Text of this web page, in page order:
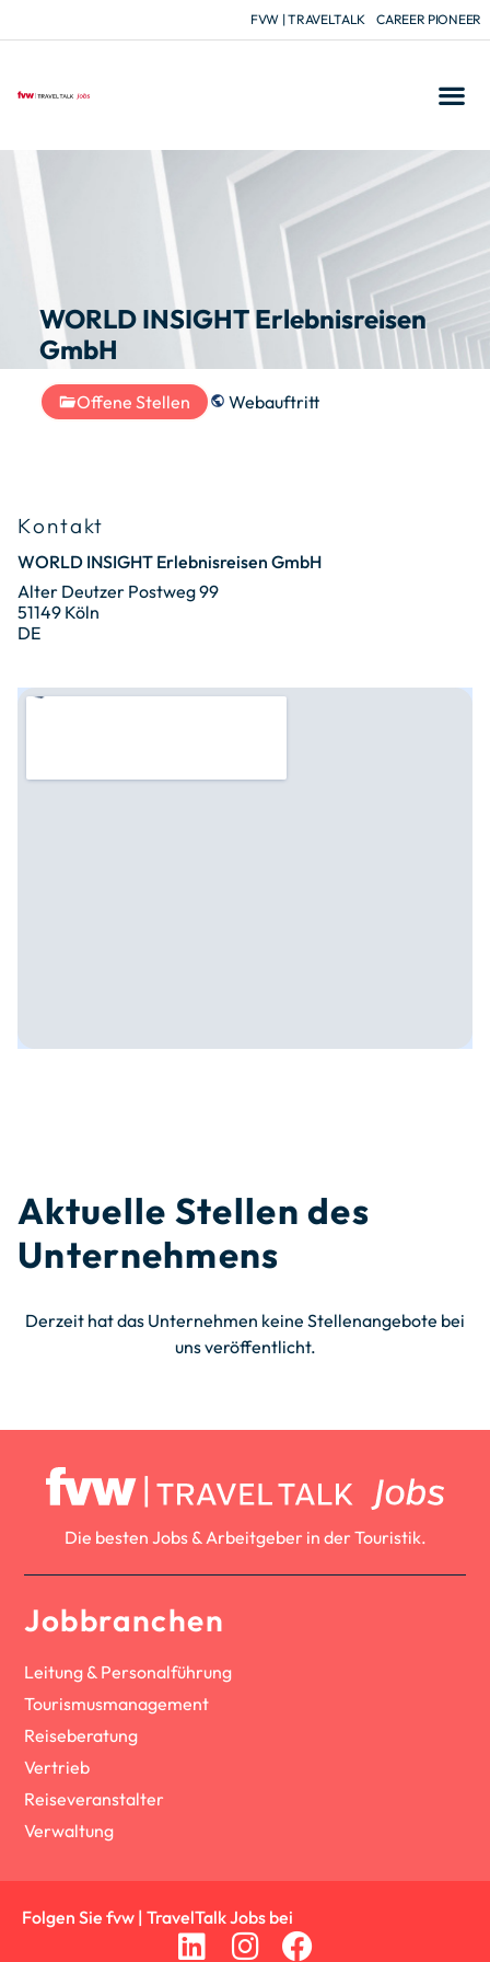
FVW | TRAVELTALK CAREER PIONEER
WORLD INSIGHT Erlebnisreisen
GmbH
Offene Stellen Webauftritt
Kontakt
WORLD INSIGHT Erlebnisreisen GmbH
Alter Deutzer Postweg 99
51149 Köln
DE
Aktuelle Stellen des
Unternehmens
Derzeit hat das Unternehmen keine Stellenangebote bei
uns veröffentlicht.
Die besten Jobs & Arbeitgeber in der Touristik.
Jobbranchen
Leitung & Personalführung
Tourismusmanagement
Reiseberatung
Vertrieb
Reiseveranstalter
Verwaltung
Folgen Sie fvw | TravelTalk Jobs bei